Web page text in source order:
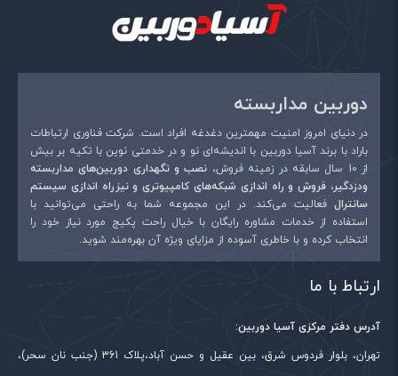
دوربین مداربسته
در دنیای امروز امنیت مهمترین دغدغه افراد است. شرکت فناوری ارتباطات
باراد با برند آسیا دوربین با اندیشه‌ای نو و در خدمتی نوین با تکیه بر بیش
از 10 سال سابقه در زمینه فروش،
نصب و نگهداری دوربین‌های مداربسته
ودزدگیر، فروش و راه اندازی شبکه‌های کامپیوتری و نیزراه اندازی سیستم
سانترال فعالیت می‌کند. در این مجموعه شما به راحتی می‌توانید با
استفاده از خدمات مشاوره رایگان با خیال راحت پکیج مورد نیاز خود را
انتخاب کرده و با خاطری آسوده از مزایای ویژه آن بهره‌مند شوید.
ارتباط با ما
آدرس دفتر مرکزی آسیا دوربین:
تهران، بلوار فردوس شرق، بین عقیل و حسن آباد،پلاک 361 (جنب نان سحر)،